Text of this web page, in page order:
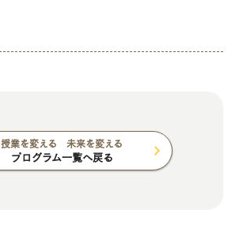
授業を変える 未来を変える
プログラム一覧へ戻る